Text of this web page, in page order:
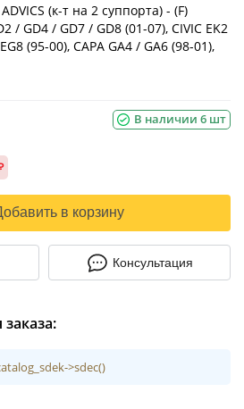
(к-т на 2 суппорта) - (F)
/ GD4 / GD7 / GD8 (01-07), CIVIC EK2
(95-00), CAPA GA4 / GA6 (98-01),
В наличии 6 шт
в корзину
Консультация
>sdec()